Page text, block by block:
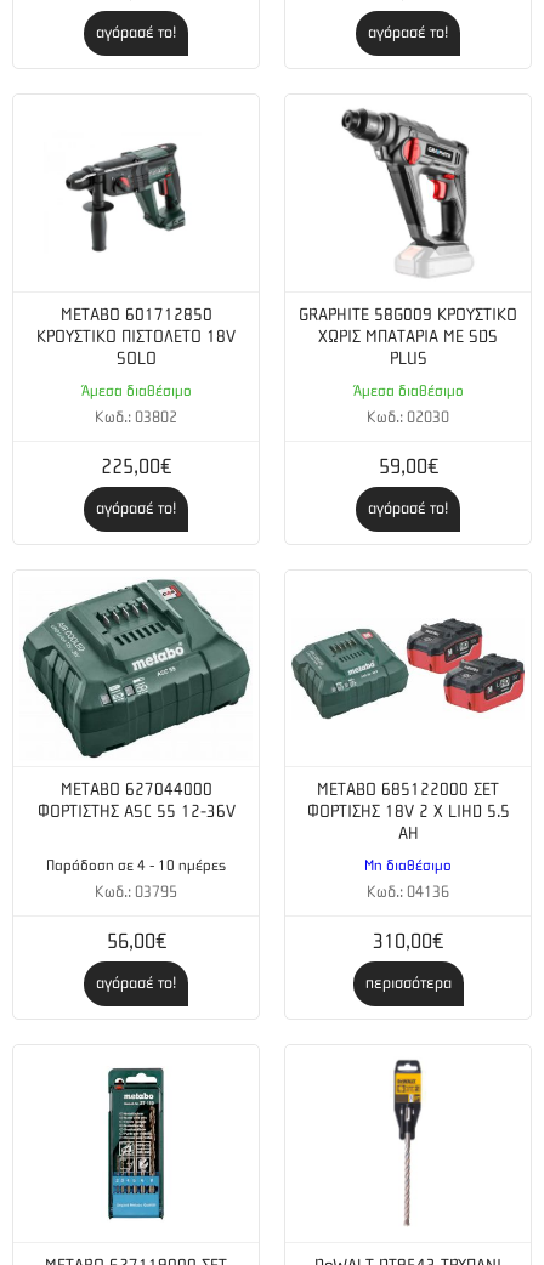
Περιεχόμενα συσκευασίας
Πλαϊνή λαβή
Άγκιστρο ζώνης με θήκη για μύτες
Φορτιστής ASC 145 "AIR COOLED", metaBOX 145 L
αγόρασέ το! αγόρασέ το!
METABO 601712850
ΚΡΟΥΣΤΙΚΟ ΠΙΣΤΟΛΕΤΟ 18V
SOLO
Άμεσα διαθέσιμο
Κωδ.: 03802
225,00€
αγόρασέ το!
GRAPHITE 58G009 ΚΡΟΥΣΤΙΚΟ
ΧΩΡΙΣ ΜΠΑΤΑΡΙΑ ΜΕ SDS
PLUS
Άμεσα διαθέσιμο
Κωδ.: 02030
59,00€
αγόρασέ το!
METABO 627044000
ΦΟΡΤΙΣΤΗΣ ASC 55 12-36V
Παράδοση σε 4 - 10 ημέρες
Κωδ.: 03795
56,00€
αγόρασέ το!
METABO 685122000 ΣΕΤ
ΦΟΡΤΙΣΗΣ 18V 2 X LIHD 5.5
AH
Μη διαθέσιμο
Κωδ.: 04136
310,00€
περισσότερα